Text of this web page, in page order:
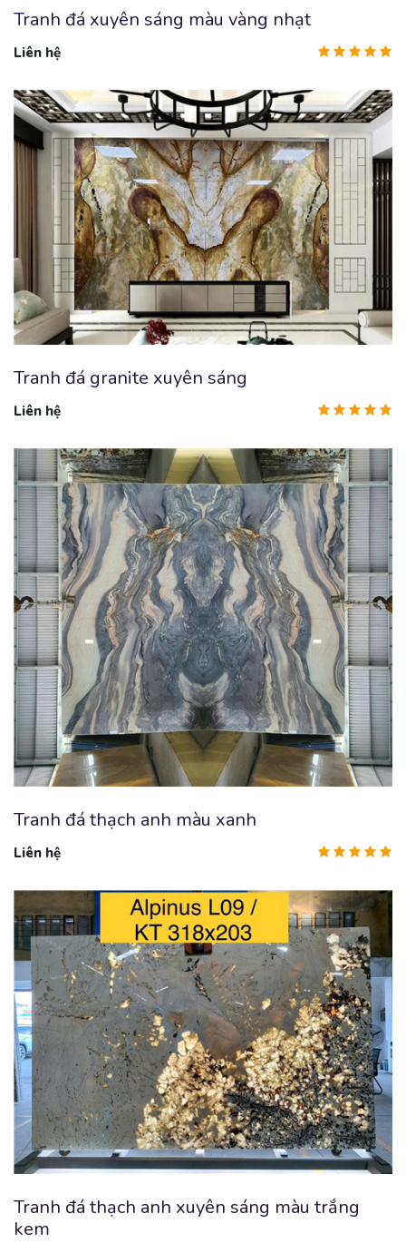
Tranh đá xuyên sáng màu vàng nhạt
Liên hệ
Tranh đá granite xuyên sáng
Liên hệ
Tranh đá thạch anh màu xanh
Liên hệ
Tranh đá thạch anh xuyên sáng màu trắng
kem